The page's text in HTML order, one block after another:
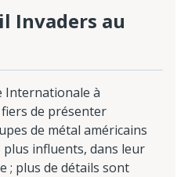
Invaders au
Internationale à
de présenter
de métal américains
influents, dans leur
; plus de détails sont